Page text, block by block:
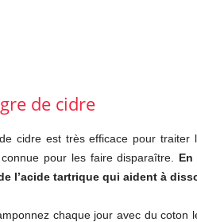
de cidre
cidre est très efficace pour traiter
pour les faire disparaître.
l’acide tartrique qui aident à
chaque jour avec du coton